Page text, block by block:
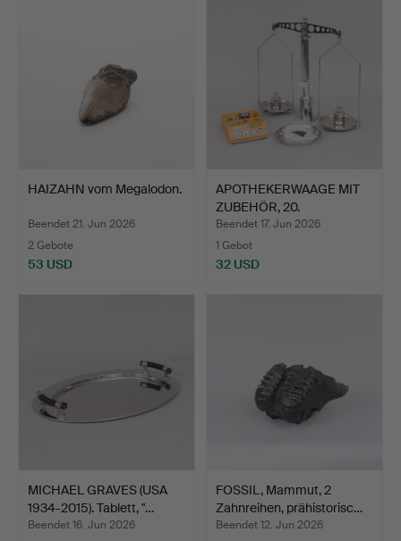
HAIZAHN vom Megalodon.
Beendet 21. Jun 2026
2 Gebote
53 USD
APOTHEKERWAAGE MIT
ZUBEHÖR, 20.
Jahrhunder…
Beendet 17. Jun 2026
1 Gebot
32 USD
MICHAEL GRAVES (USA
1934-2015). Tablett, "…
Beendet 16. Jun 2026
FOSSIL, Mammut, 2
Zahnreihen, prähistorisc…
Beendet 12. Jun 2026